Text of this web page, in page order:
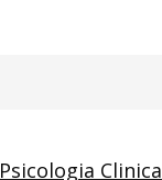
Psicologia Clinica